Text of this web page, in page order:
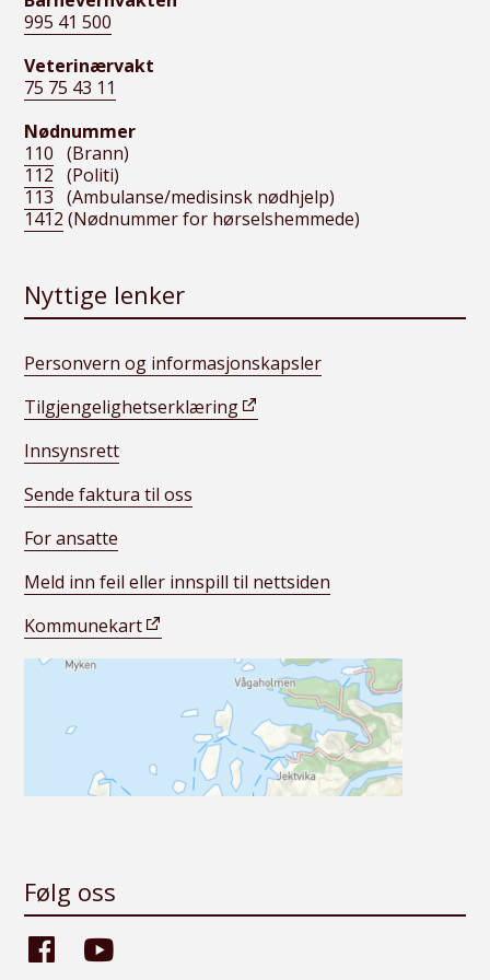
995 41 500
Veterinærvakt
75 75 43 11
Nødnummer
110 (Brann)
112 (Politi)
113 (Ambulanse/medisinsk nødhjelp)
1412 (Nødnummer for hørselshemmede)
Nyttige lenker
Personvern og informasjonskapsler
Tilgjengelighetserklæring
Innsynsrett
Sende faktura til oss
For ansatte
Meld inn feil eller innspill til nettsiden
Kommunekart
Følg oss
Facebook